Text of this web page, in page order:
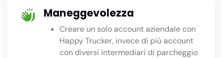
Maneggevolezza
Creare un solo account aziendale con
Happy Trucker, invece di più account
con diversi intermediari di parcheggio